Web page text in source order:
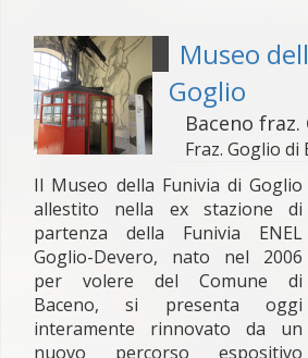
Museo
Goglio
Baceno fraz.
Fraz. Goglio di
Il Museo della Funivia di Goglio
allestito nella ex stazione di
partenza della Funivia ENEL
Goglio-Devero, nato nel 2006
per volere del Comune di
Baceno, si presenta oggi
interamente rinnovato da un
nuovo percorso espositivo